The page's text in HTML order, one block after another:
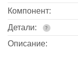
Компонент:
Детали:
?
Описание: